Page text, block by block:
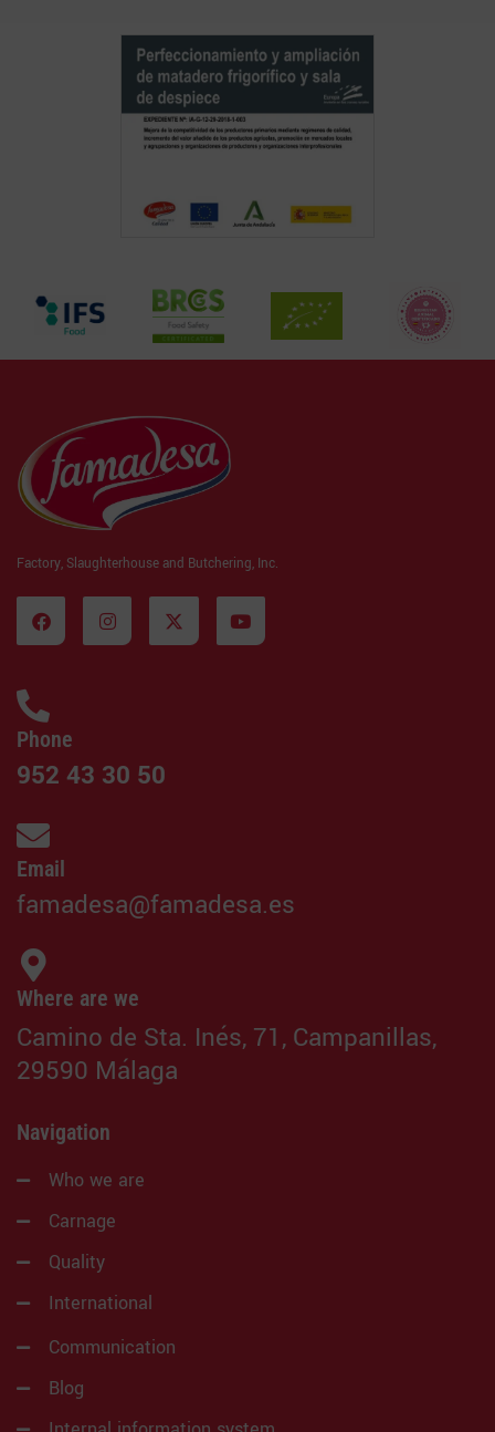
Factory, Slaughterhouse and Butchering, Inc.
Phone
952 43 30 50
Email
famadesa@famadesa.es
Where are we
Camino de Sta. Inés, 71, Campanillas,
29590 Málaga
Navigation
Who we are
Carnage
Quality
International
Communication
Blog